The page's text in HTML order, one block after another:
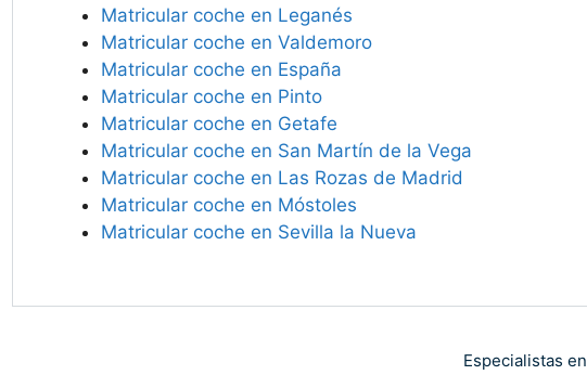
Matricular coche en Leganés
Matricular coche en Valdemoro
Matricular coche en España
Matricular coche en Pinto
Matricular coche en Getafe
Matricular coche en San Martín de la Vega
Matricular coche en Las Rozas de Madrid
Matricular coche en Móstoles
Matricular coche en Sevilla la Nueva
Especialistas en